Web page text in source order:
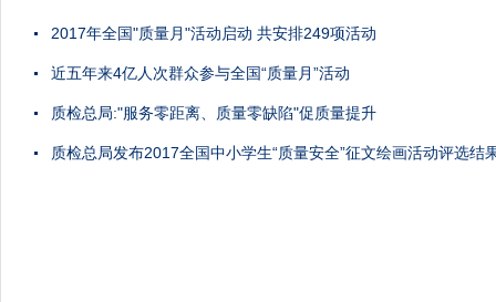
2017年全国"质量月"活动启动 共安排249项活动
近五年来4亿人次群众参与全国“质量月”活动
质检总局:"服务零距离、质量零缺陷"促质量提升
质检总局发布2017全国中小学生“质量安全”征文绘画活动评选结